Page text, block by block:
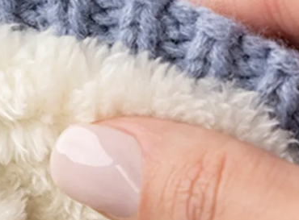
casual ou mais formal, este gorro adiciona um toque de
sofisticação ao seu visual. Invista no Gorro Rowan da Heat
Holders e desfrute de conforto, proteção e estilo durante
os dias frios de inverno. Não deixe que o clima gelado te
impeça de aproveitar suas atividades ao ar livre.
Mantenha-se quente, estiloso e preparado com o Gorro
Rowan.
Tecnologias: FIO HEAT HOLDERS™ / FORRO HEATWEAVER™
PRINCIPAIS CARACTERÍSTICAS:
* O gorro é desenvolvido com um fio térmico especial, que
proporciona um ótimo isolamento térmico através de suas